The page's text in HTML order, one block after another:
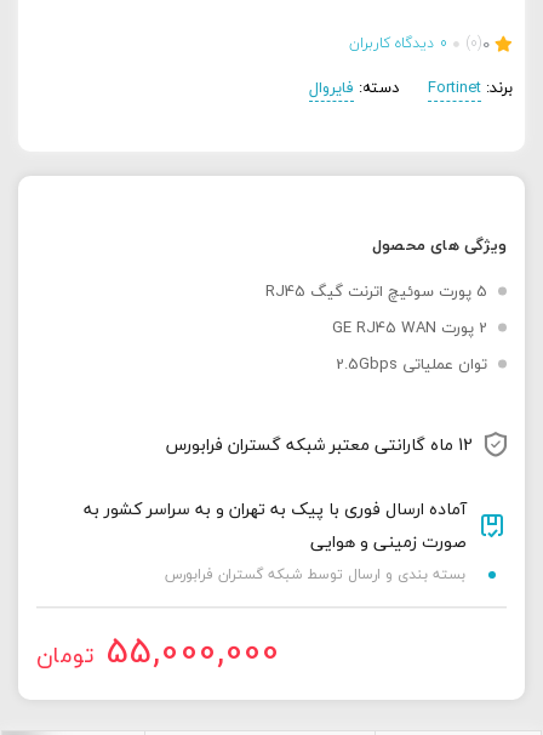
0
(0)
0 دیدگاه کاربران
برند: Fortinet دسته: فایروال
ویژگی های محصول
5 پورت سوئیچ اترنت گیگ RJ45
2 پورت GE RJ45 WAN
توان عملیاتی 2.5Gbps
12 ماه گارانتی معتبر شبکه گستران فرابورس
آماده ارسال فوری با پیک به تهران و به سراسر کشور به
صورت زمینی و هوایی
بسته بندی و ارسال توسط شبکه گستران فرابورس
55,000,000 تومان